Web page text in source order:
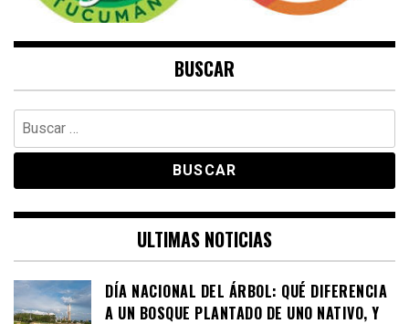
BUSCAR
Buscar:
ULTIMAS NOTICIAS
DÍA NACIONAL DEL ÁRBOL: QUÉ DIFERENCIA
A UN BOSQUE PLANTADO DE UNO NATIVO, Y